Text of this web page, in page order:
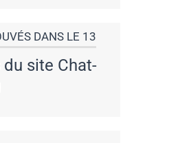
DANS LE 13
site Chat-